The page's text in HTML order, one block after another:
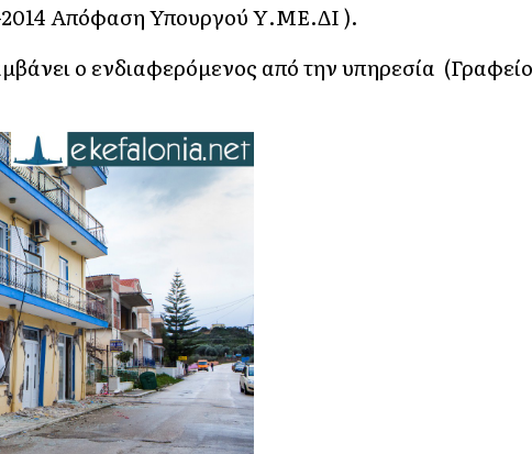
Απόφαση Υπουργού Υ.ΜΕ.ΔΙ ).
ο ενδιαφερόμενος από την υπηρεσία (Γραφείο